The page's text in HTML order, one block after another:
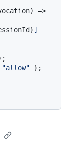
=>
]
"allow" };